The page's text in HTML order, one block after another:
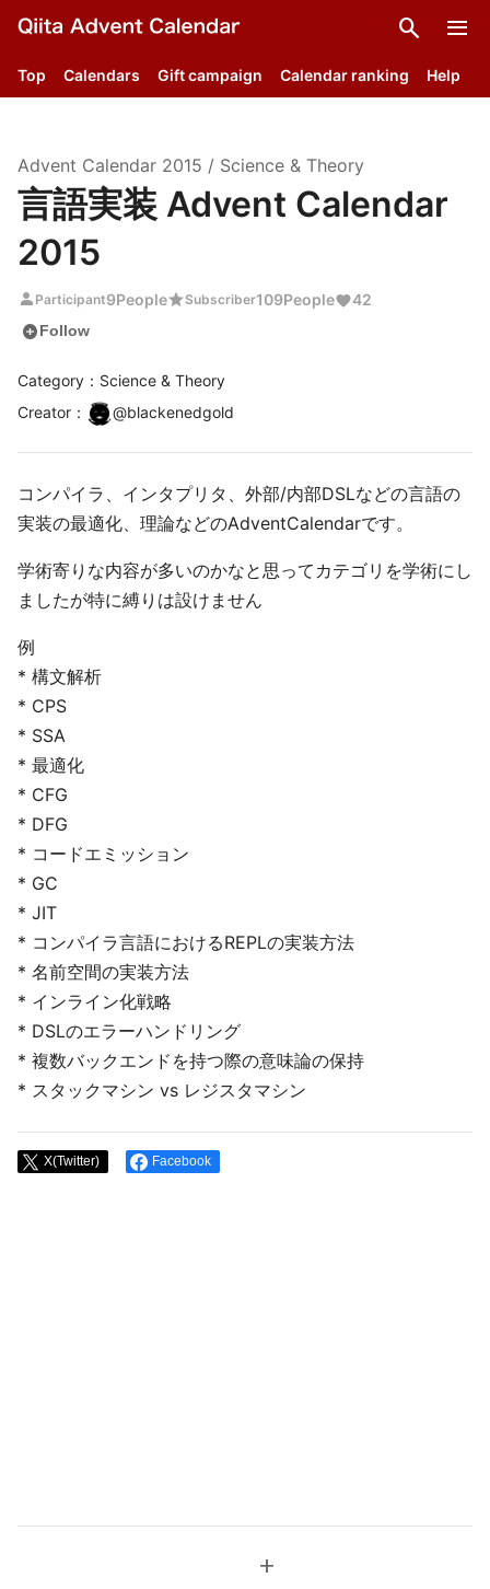
search menu
Top Calendars Gift campaign Calendar ranking Help
Advent Calendar 2015 / Science & Theory
言語実装 Advent Calendar
2015
person Participant9PeoplestarSubscriber109People 42
add_circleFollow
Category：Science & Theory
Creator ： @blackenedgold
コンパイラ、インタプリタ、外部/内部DSLなどの言語の
実装の最適化、理論などのAdventCalendarです。
学術寄りな内容が多いのかなと思ってカテゴリを学術にし
ましたが特に縛りは設けません
例
* 構文解析
* CPS
* SSA
* 最適化
* CFG
* DFG
* コードエミッション
* GC
* JIT
* コンパイラ言語におけるREPLの実装方法
* 名前空間の実装方法
* インライン化戦略
* DSLのエラーハンドリング
* 複数バックエンドを持つ際の意味論の保持
* スタックマシン vs レジスタマシン
X(Twitter) Facebook
add